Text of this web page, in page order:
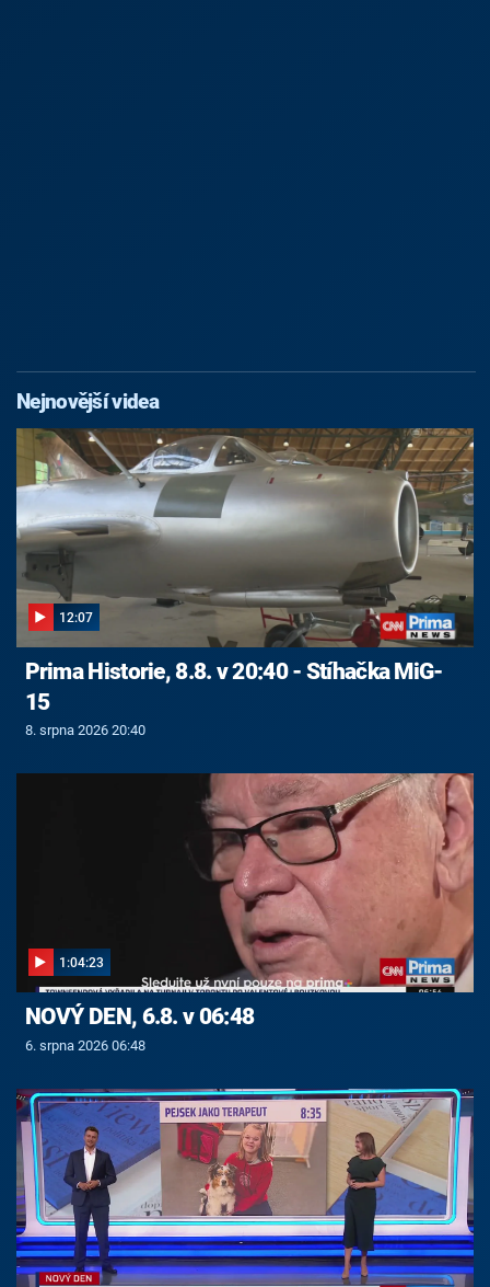
Nejnovější videa
12:07
Prima Historie, 8.8. v 20:40 - Stíhačka MiG-
15
8. srpna 2026 20:40
1:04:23
NOVÝ DEN, 6.8. v 06:48
6. srpna 2026 06:48